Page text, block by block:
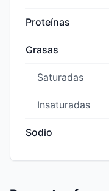
Proteínas
Grasas
Saturadas
Insaturadas
Sodio